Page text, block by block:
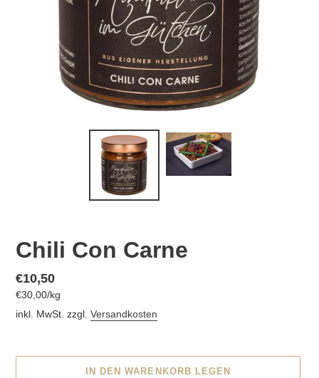
Chili Con Carne
Normaler
Preis
€10,50
Einzelpreis
€30,00/pro
kg
inkl. MwSt. zzgl. Versandkosten
IN DEN WARENKORB LEGEN